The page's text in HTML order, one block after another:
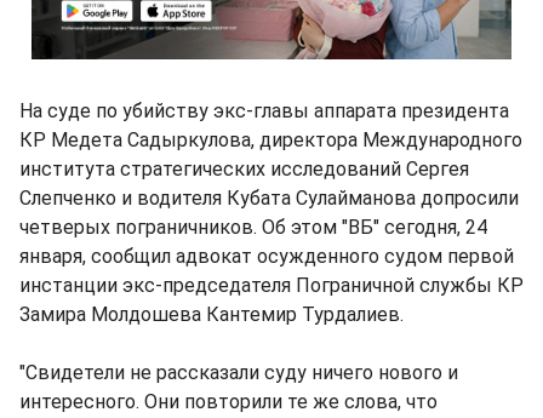
На суде по убийству экс-главы аппарата президента
КР Медета Садыркулова, директора Международного
института стратегических исследований Сергея
Слепченко и водителя Кубата Сулайманова допросили
четверых пограничников. Об этом "ВБ" сегодня, 24
января, сообщил адвокат осужденного судом первой
инстанции экс-председателя Пограничной службы КР
Замира Молдошева Кантемир Турдалиев.
"Свидетели не рассказали суду ничего нового и
интересного. Они повторили те же слова, что